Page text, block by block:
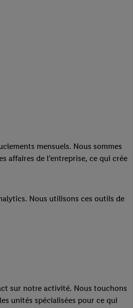
mensuels. Nous sommes
affaires de l’entreprise, ce qui crée
Nous utilisons ces outils de
sur notre activité. Nous touchons
unités spécialisées pour ce qui